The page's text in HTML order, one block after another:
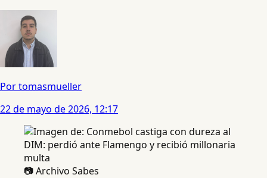
Por tomasmueller
22 de mayo de 2026, 12:17
📷 Archivo Sabes